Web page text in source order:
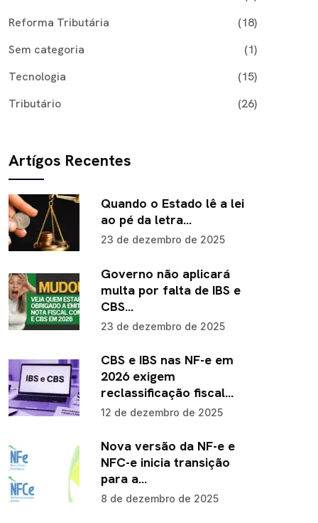
Reforma Tributária
(18)
Sem categoria
(1)
Tecnologia
(15)
Tributário
(26)
Artígos Recentes
Quando o Estado lê a lei
ao pé da letra…
23 de dezembro de 2025
Governo não aplicará
multa por falta de IBS e
CBS…
23 de dezembro de 2025
CBS e IBS nas NF-e em
2026 exigem
reclassificação fiscal…
12 de dezembro de 2025
Nova versão da NF-e e
NFC-e inicia transição
para a…
8 de dezembro de 2025